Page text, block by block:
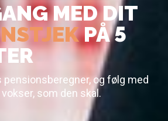
MED DIT
PÅ 5
pensionsberegner, og følg med
som den skal.